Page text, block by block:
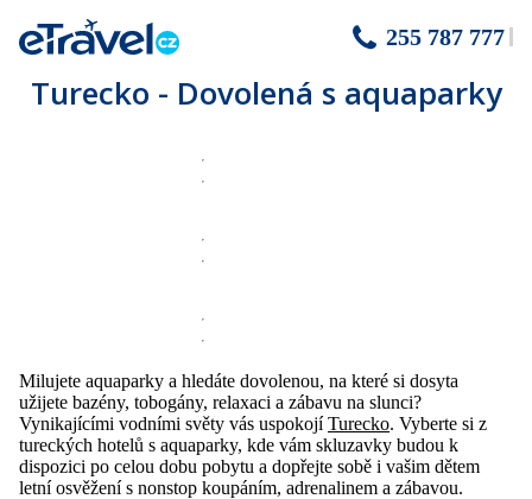
255 787 777
Turecko - Dovolená s aquaparky
Milujete aquaparky a hledáte dovolenou, na které si dosyta
užijete bazény, tobogány, relaxaci a zábavu na slunci?
Vynikajícími vodními světy vás uspokojíTurecko. Vyberte si z
tureckých hotelů s aquaparky, kde vám skluzavky budou k
dispozici po celou dobu pobytu a dopřejte sobě i vašim dětem
letní osvěžení s nonstop koupáním, adrenalinem a zábavou.